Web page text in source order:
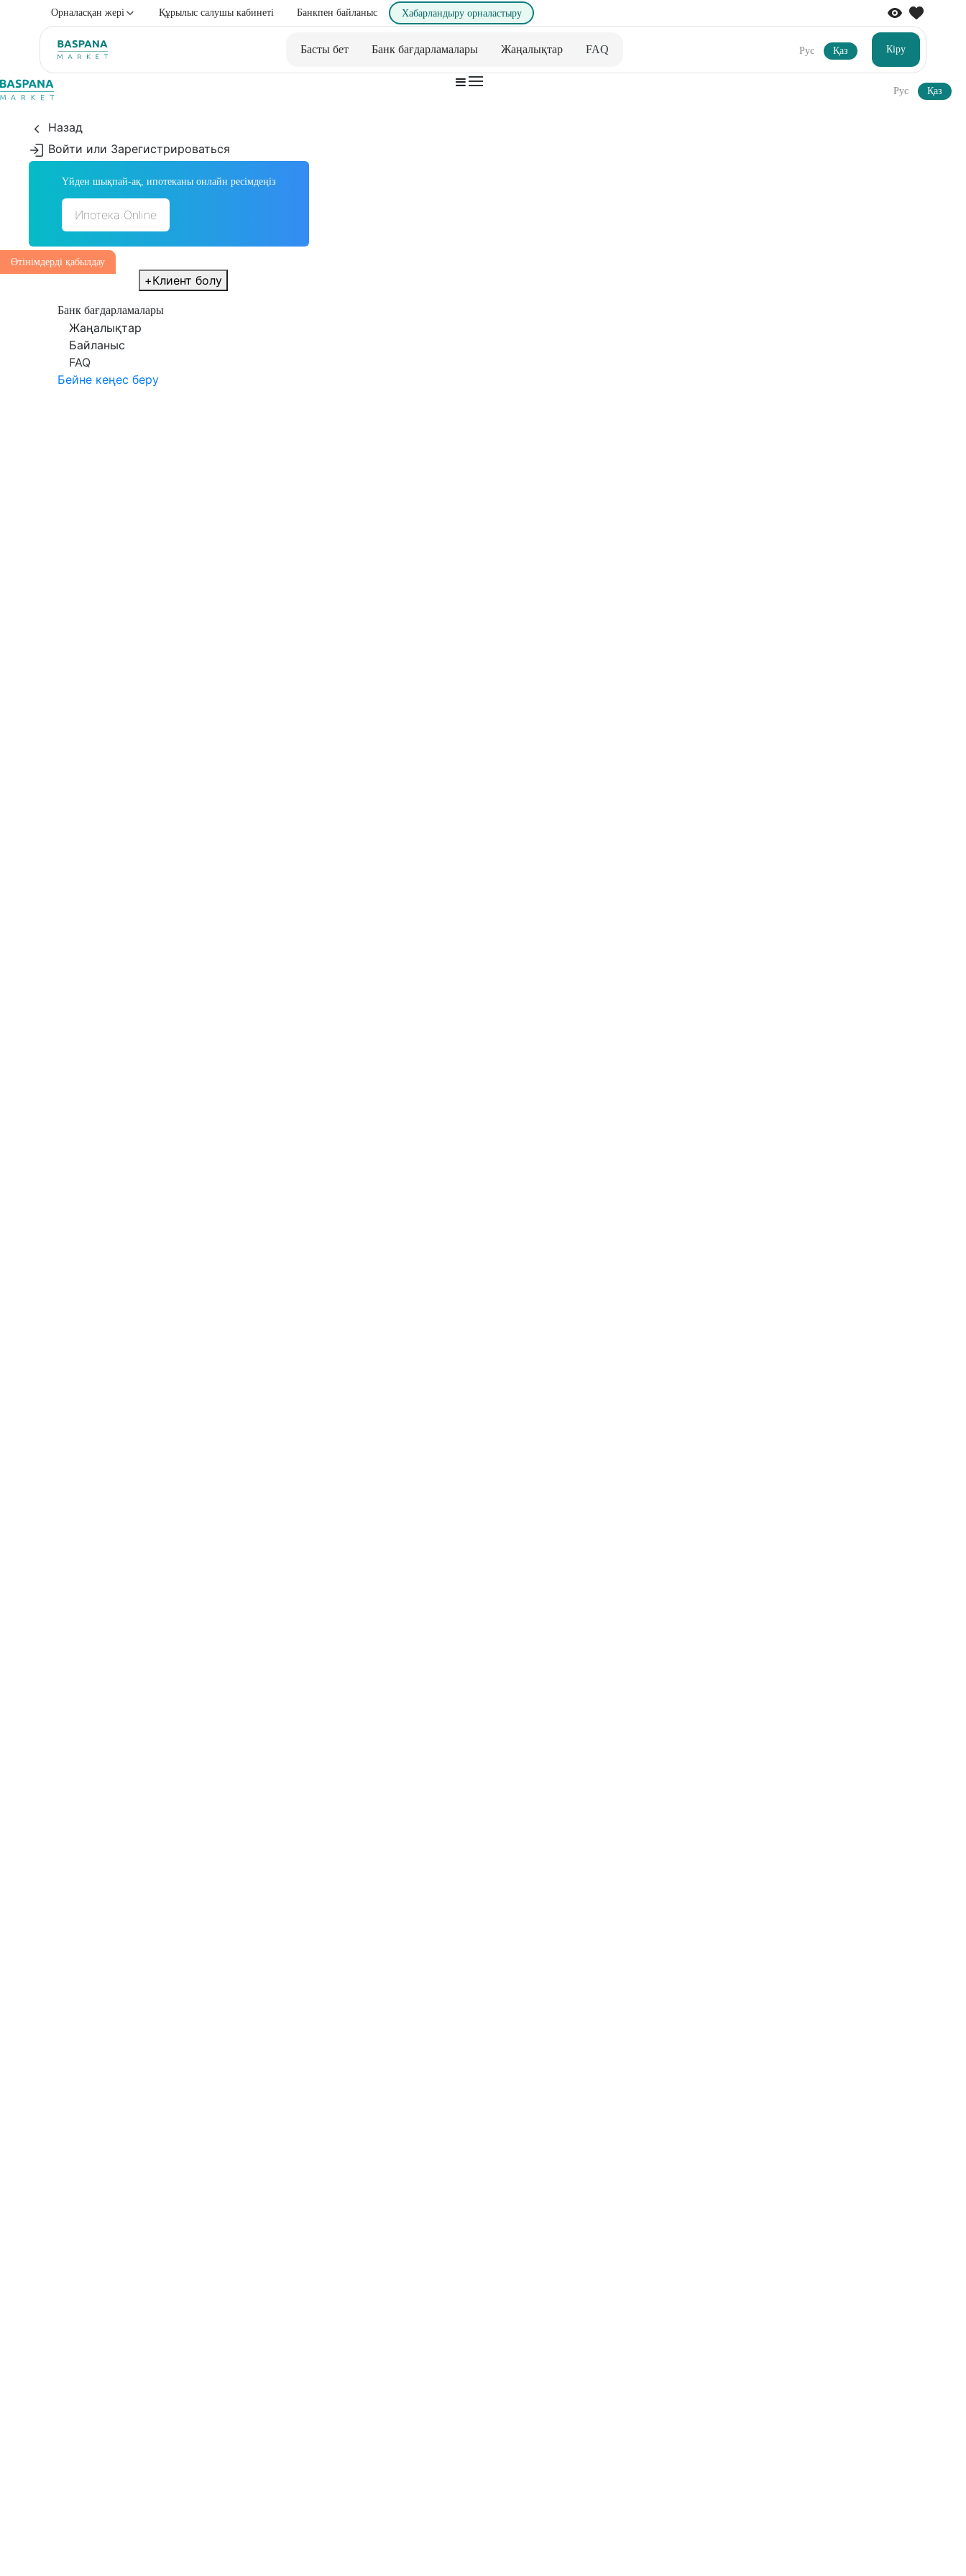
Орналасқан жері Құрылыс салушы кабинеті Банкпен байланыс Хабарландыру орналастыру
Басты бет Банк бағдарламалары Жаңалықтар FAQ Рус Қаз Кіру
Рус Қаз
Назад
Войти или Зарегистрироваться
Үйден шықпай-ақ, ипотеканы онлайн ресімдеңіз
Ипотека Online
+Клиент болу
Банк бағдарламалары
Жаңалықтар
Байланыс
FAQ
Бейне кеңес беру
Өтінімдерді қабылдау